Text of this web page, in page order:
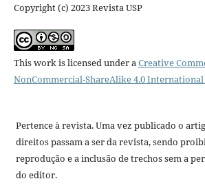
Copyright (c) 2023 Revista USP
This work is licensed under aCreative
NonCommercial-ShareAlike 4.0 International
Pertence à revista. Uma vez publicado o
direitos passam a ser da revista, sendo
reprodução e a inclusão de trechos sem a
do editor.